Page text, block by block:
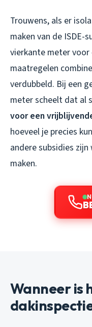
Trouwens, als er
maken van de ISDE-
vierkante meter
maatregelen
verdubbeld. Bij een
meter scheelt dat al
voor een
hoeveel je precies
andere subsidies
maken.
Wanneer is